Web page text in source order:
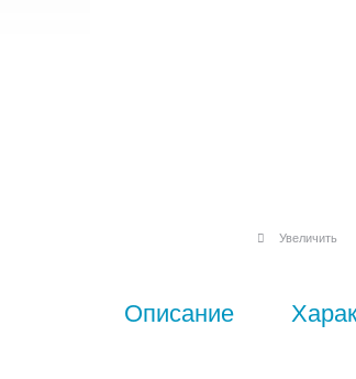
Увеличить
Описание